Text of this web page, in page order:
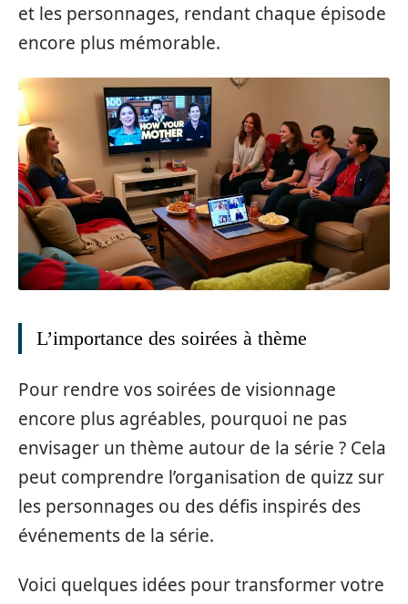
et les personnages, rendant chaque épisode
encore plus mémorable.
L’importance des soirées à thème
Pour rendre vos soirées de visionnage
encore plus agréables, pourquoi ne pas
envisager un thème autour de la série ? Cela
peut comprendre l’organisation de quizz sur
les personnages ou des défis inspirés des
événements de la série.
Voici quelques idées pour transformer votre